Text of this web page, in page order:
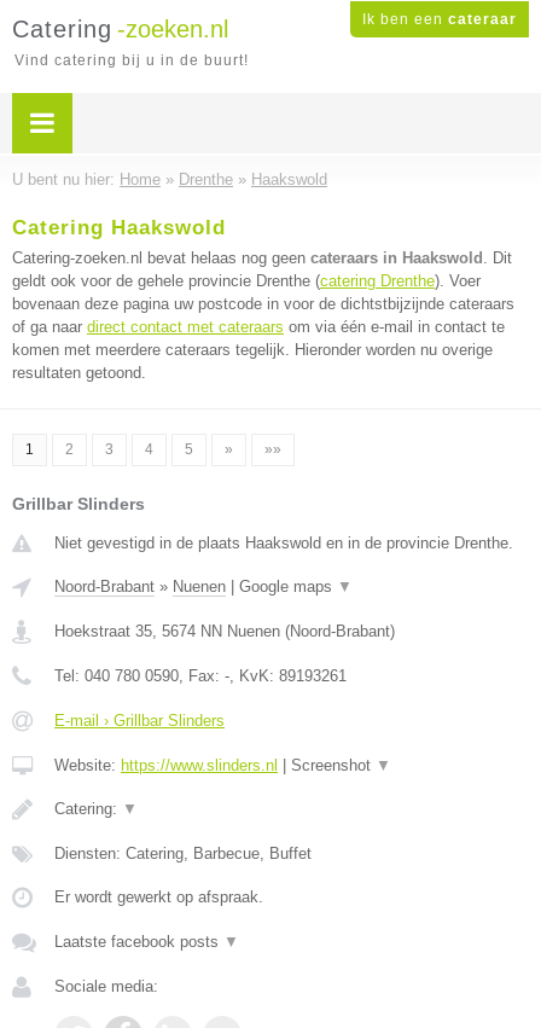
Ik ben een cateraar
Catering -zoeken.nl
Vind catering bij u in de buurt!
U bent nu hier: Home » Drenthe » Haakswold
Catering Haakswold
Catering-zoeken.nl bevat helaas nog geen cateraars in Haakswold . Dit
geldt ook voor de gehele provincie Drenthe (catering Drenthe). Voer
bovenaan deze pagina uw postcode in voor de dichtstbijzijnde cateraars
of ga naar direct contact met cateraars om via één e-mail in contact te
komen met meerdere cateraars tegelijk. Hieronder worden nu overige
resultaten getoond.
1 2 3 4 5 » »»
Grillbar Slinders
Niet gevestigd in de plaats Haakswold en in de provincie Drenthe.
Noord-Brabant » Nuenen Google maps ▼
Hoekstraat 35, 5674 NN Nuenen (Noord-Brabant)
Tel: 040 780 0590, Fax: -, KvK: 89193261
E-mail › Grillbar Slinders
Website: https://www.slinders.nl Screenshot ▼
Catering: ▼
Diensten: Catering, Barbecue, Buffet
Er wordt gewerkt op afspraak.
Laatste facebook posts ▼
Sociale media: